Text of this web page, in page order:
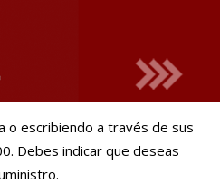
o escribiendo a través de sus
Debes indicar que deseas